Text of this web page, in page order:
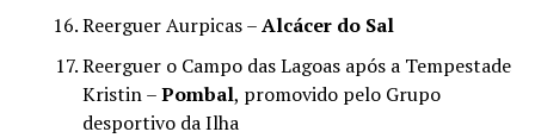
Reerguer Aurpicas –Alcácer do Sal
Reerguer o Campo das Lagoas após a Tempestade
Kristin –Pombal, promovido pelo Grupo
desportivo da Ilha